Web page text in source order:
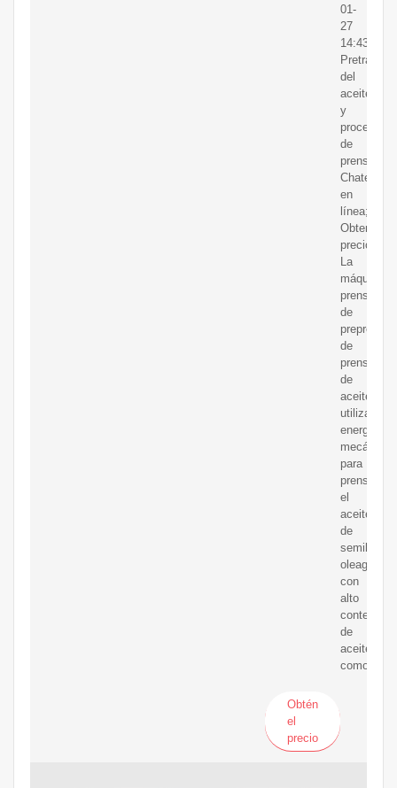
01-
27
14:43;
del
aceite
y
proceso
de
prensado;
Chatear
en
línea;
Obtener
precio;
La
máquina
de
de
prensa
de
aceite
utiliza
energía
mecánica
para
prensar
el
aceite
de
semillas
con
alto
contenido
de
aceite,
como
Obtén
el
precio